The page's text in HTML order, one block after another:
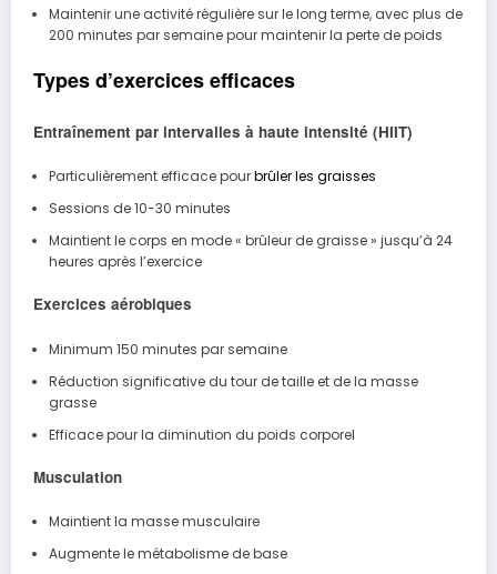
Maintenir une activité régulière sur le long terme, avec plus de
200 minutes par semaine pour maintenir la perte de poids
Types d’exercices efficaces
Entraînement par intervalles à haute intensité (HIIT)
Particulièrement efficace pourbrûler les graisses
Sessions de 10-30 minutes
Maintient le corps en mode « brûleur de graisse » jusqu’à 24
heures après l’exercice
Exercices aérobiques
Minimum 150 minutes par semaine
Réduction significative du tour de taille et de la masse
grasse
Efficace pour la diminution du poids corporel
Musculation
Maintient la masse musculaire
Augmente le métabolisme de base